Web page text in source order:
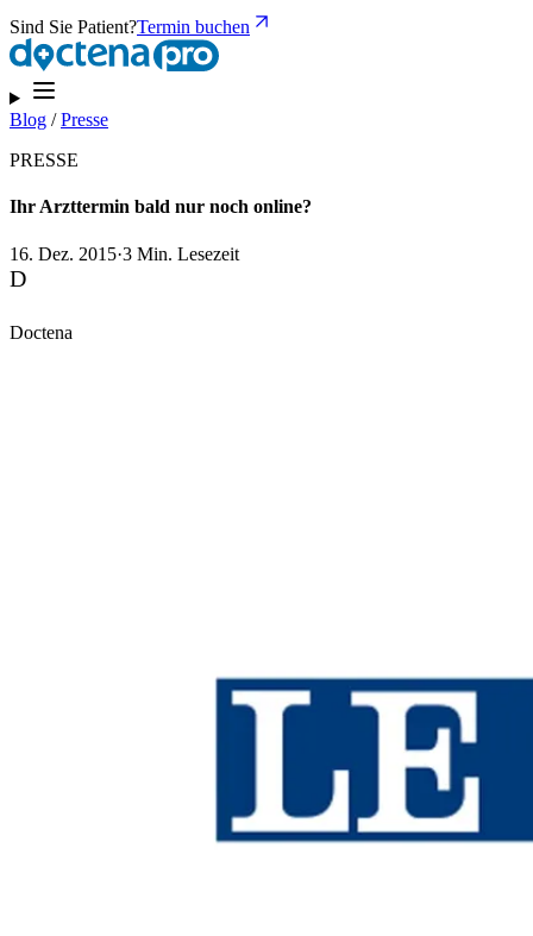
Sind Sie Patient?Termin buchen
Blog /Presse
PRESSE
Ihr Arzttermin bald nur noch online?
16. Dez. 2015·3 Min. Lesezeit
D
Doctena